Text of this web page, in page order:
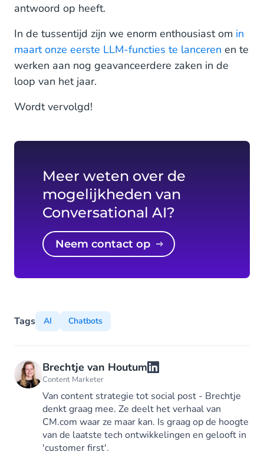
antwoord op heeft.
In de tussentijd zijn we enorm enthousiast om in
maart onze eerste LLM-functies te lanceren en te
werken aan nog geavanceerdere zaken in de
loop van het jaar.
Wordt vervolgd!
Meer weten over de
mogelijkheden van
Conversational AI?
Neem contact op
Tags AI Chatbots
Brechtje van Houtum
Content Marketer
Van content strategie tot social post - Brechtje
denkt graag mee. Ze deelt het verhaal van
CM.com waar ze maar kan. Is graag op de hoogte
van de laatste tech ontwikkelingen en gelooft in
'customer first'.